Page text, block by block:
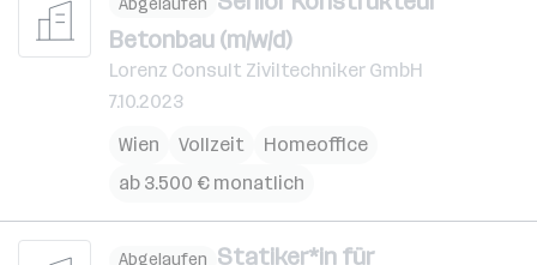
Betonbau (m/w/d)
Lorenz Consult Ziviltechniker GmbH
7.10.2023
Wien
Vollzeit
Homeoffice
ab 3.500 € monatlich
Abgelaufen Statiker*in für